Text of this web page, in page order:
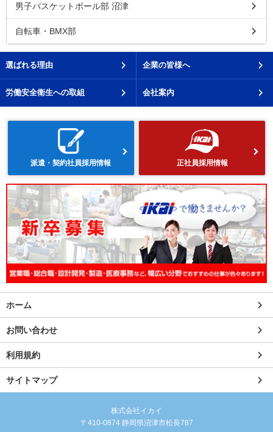
男子バスケットボール部 沼津
自転車・BMX部
選ばれる理由 企業の皆様へ
労働安全衛生への取組 会社案内
派遣・契約社員採用情報 正社員採用情報
ホーム
お問い合わせ
利用規約
サイトマップ
株式会社イカイ
〒410-0874 静岡県沼津市松長787